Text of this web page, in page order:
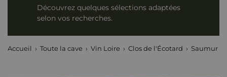
Découvrez quelques sélections adaptées
selon vos recherches.
Accueil Toute la cave Vin Loire Clos de l'Écotard Saumur